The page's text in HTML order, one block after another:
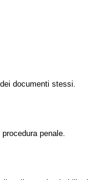
documenti stessi.
penale.